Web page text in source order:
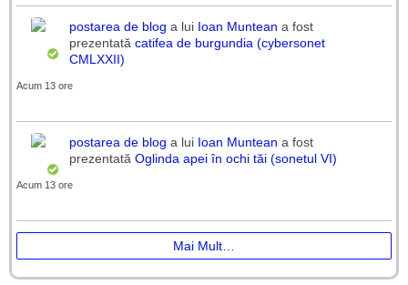
postarea de blog a lui Ioan Muntean a fost
prezentată catifea de burgundia (cybersonet
CMLXXII)
Acum 13 ore
postarea de blog a lui Ioan Muntean a fost
prezentată Oglinda apei în ochi tăi (sonetul VI)
Acum 13 ore
Mai Mult…